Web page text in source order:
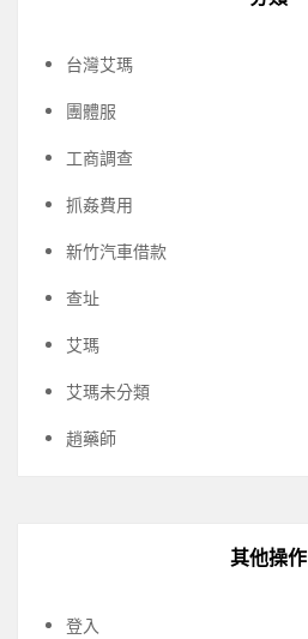
台灣艾瑪
團體服
工商調查
抓姦費用
新竹汽車借款
查址
艾瑪
艾瑪未分類
趙藥師
其他操作
登入